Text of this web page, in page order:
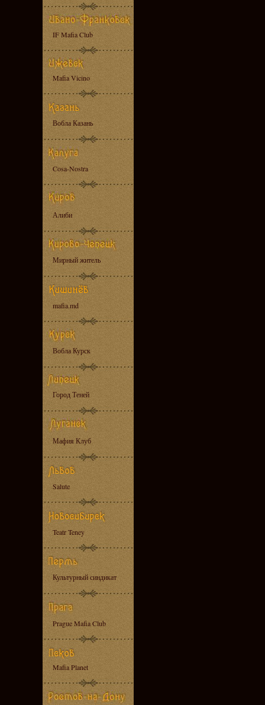
IF Mafia Club
Mafia Vicino
Вобла Казань
Cosa-Nostra
Алиби
Мирный житель
mafia.md
Вобла Курск
Город Теней
Мафия Клуб
Salute
Teatr Teney
Культурный синдикат
Prague Mafia Club
Mafia Planet